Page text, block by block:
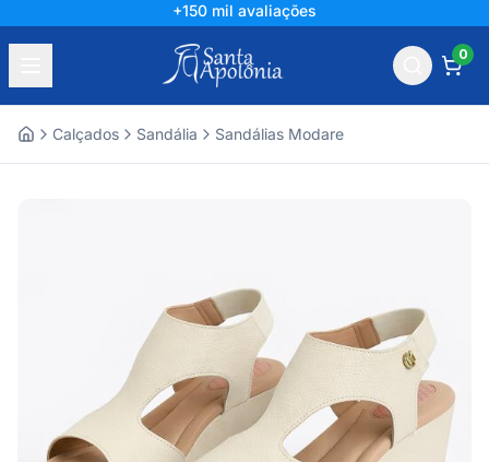
+150 mil avaliações
0
Calçados Sandália Sandálias Modare